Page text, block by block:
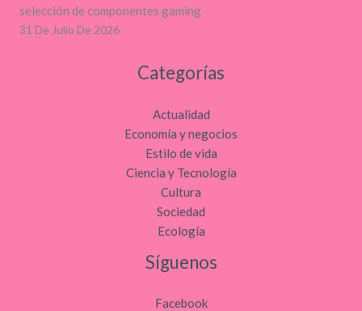
selección de componentes gaming
31 De Julio De 2026
Categorías
Actualidad
Economía y negocios
Estilo de vida
Ciencia y Tecnología
Cultura
Sociedad
Ecología
Síguenos
Facebook